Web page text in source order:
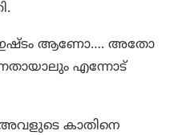
ഇഷ്ടം ആണോ…. അതോ
എന്നോട്
കാതിനെ